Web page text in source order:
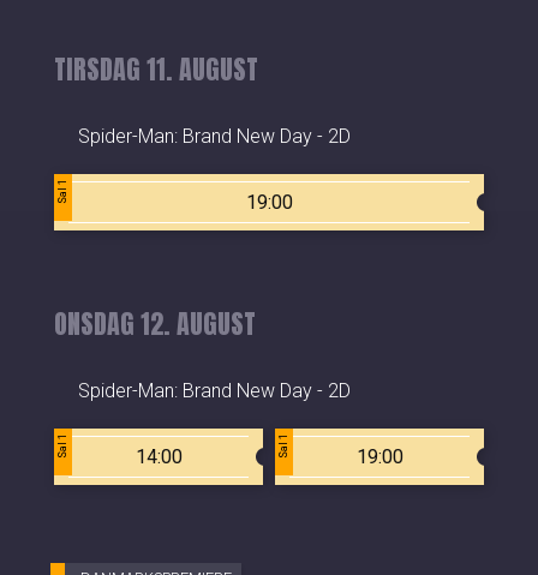
TIRSDAG 11. AUGUST
Spider-Man: Brand New Day - 2D
Sal 1 19:00
ONSDAG 12. AUGUST
Spider-Man: Brand New Day - 2D
Sal 1 14:00 Sal 1 19:00